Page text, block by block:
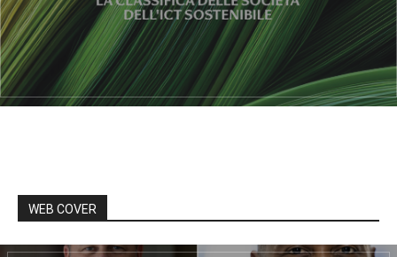
WEB COVER